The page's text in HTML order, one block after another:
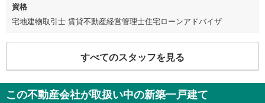
資格
宅地建物取引士 賃貸不動産経営管理士住宅ローンアドバイザ
すべてのスタッフを見る
この不動産会社が取扱い中の新築一戸建て